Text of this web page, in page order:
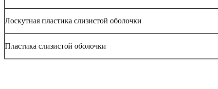
Лоскутная пластика слизистой оболочки
Пластика слизистой оболочки